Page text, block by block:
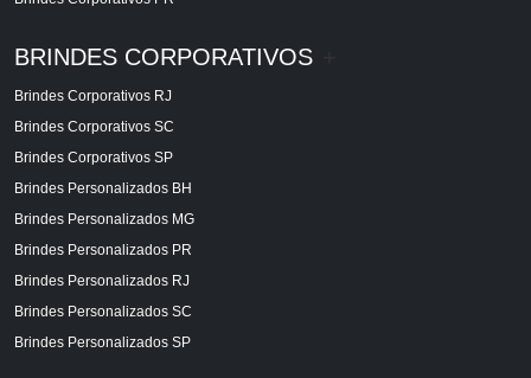
BRINDES CORPORATIVOS
Brindes Corporativos RJ
Brindes Corporativos SC
Brindes Corporativos SP
Brindes Personalizados BH
Brindes Personalizados MG
Brindes Personalizados PR
Brindes Personalizados RJ
Brindes Personalizados SC
Brindes Personalizados SP